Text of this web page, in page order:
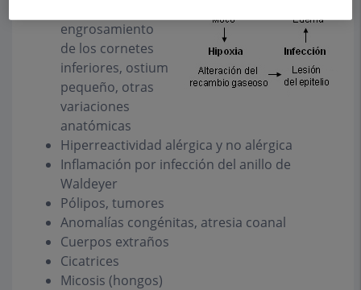
engrosamiento
de los cornetes
inferiores, ostium
pequeño, otras
variaciones
anatómicas
Hiperreactividad alérgica y no alérgica
Inflamación por infección del anillo de
Waldeyer
Pólipos, tumores
Anomalías congénitas, atresia coanal
Cuerpos extraños
Cicatrices
Micosis (hongos)